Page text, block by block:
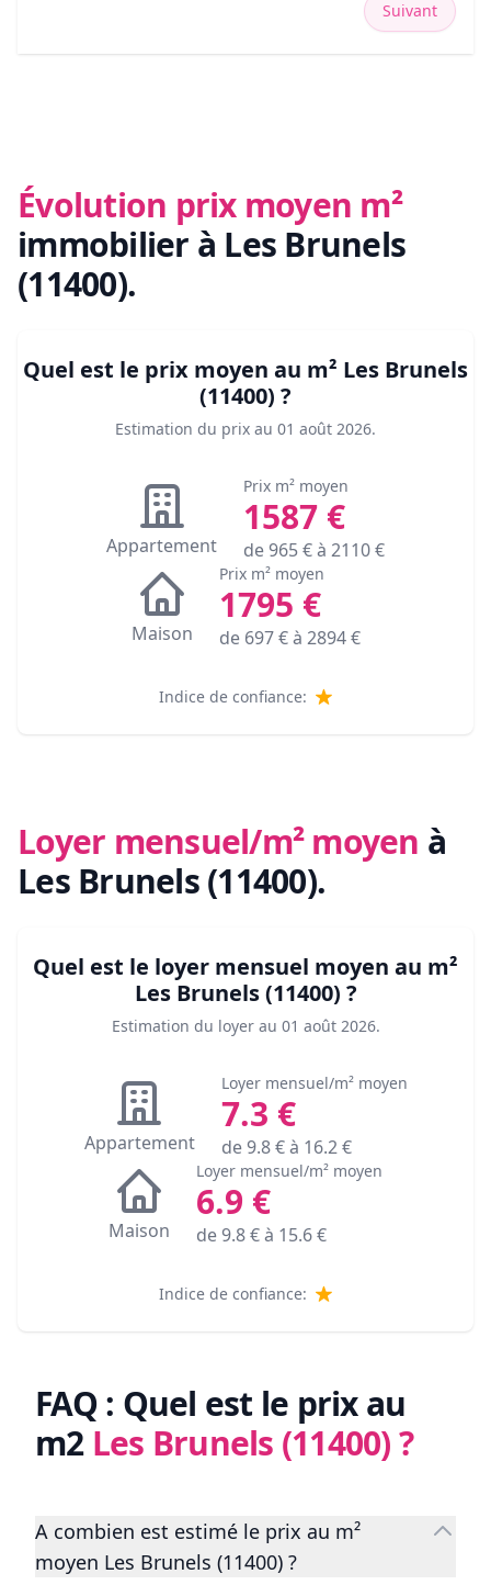
Suivant
Évolution prix moyen m²
immobilier à Les Brunels
(11400).
Quel est le prix moyen au m² Les Brunels
(11400) ?
Estimation du prix au 01 août 2026.
Appartement
Prix m² moyen
1587 €
de965€ à 2110€
Maison
Prix m² moyen
1795 €
de 697€ à 2894€
Indice de confiance:
Loyer mensuel/m² moyen à
Les Brunels (11400).
Quel est le loyer mensuel moyen au m²
Les Brunels (11400) ?
Estimation du loyer au 01 août 2026.
Appartement
Loyer mensuel/m² moyen
7.3 €
de9.8€ à 16.2€
Maison
Loyer mensuel/m² moyen
6.9 €
de9.8€ à 15.6€
Indice de confiance:
FAQ : Quel est le prix au
m2 Les Brunels (11400)?
A combien est estimé le prix au m²
moyen Les Brunels (11400) ?